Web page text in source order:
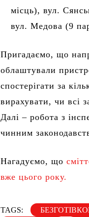
місць), вул.
вул. Медова (9
Пригадаємо, що
облаштували
спостерігати за
вирахувати, чи всі
Далі – робота з
чинним
Нагадуємо, що
вже цього року.
TAGS: